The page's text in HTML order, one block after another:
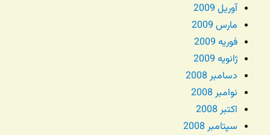
آوریل 2009
مارس 2009
فوریه 2009
ژانویه 2009
دسامبر 2008
نوامبر 2008
اکتبر 2008
سپتامبر 2008